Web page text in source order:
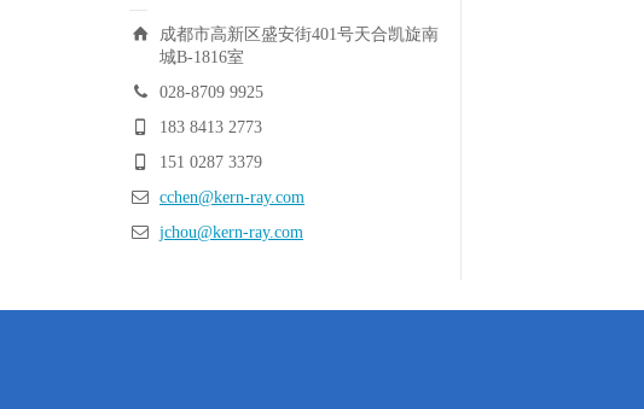
成都市高新区盛安街401号天合凯旋南
城B-1816室
028-8709 9925
183 8413 2773
151 0287 3379
cchen@kern-ray.com
jchou@kern-ray.com